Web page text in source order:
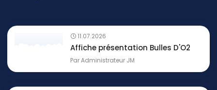
11.07.2026
Affiche présentation Bulles D'O2
ParAdministrateur JM